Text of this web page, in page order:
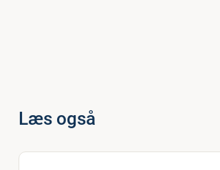
Læs også